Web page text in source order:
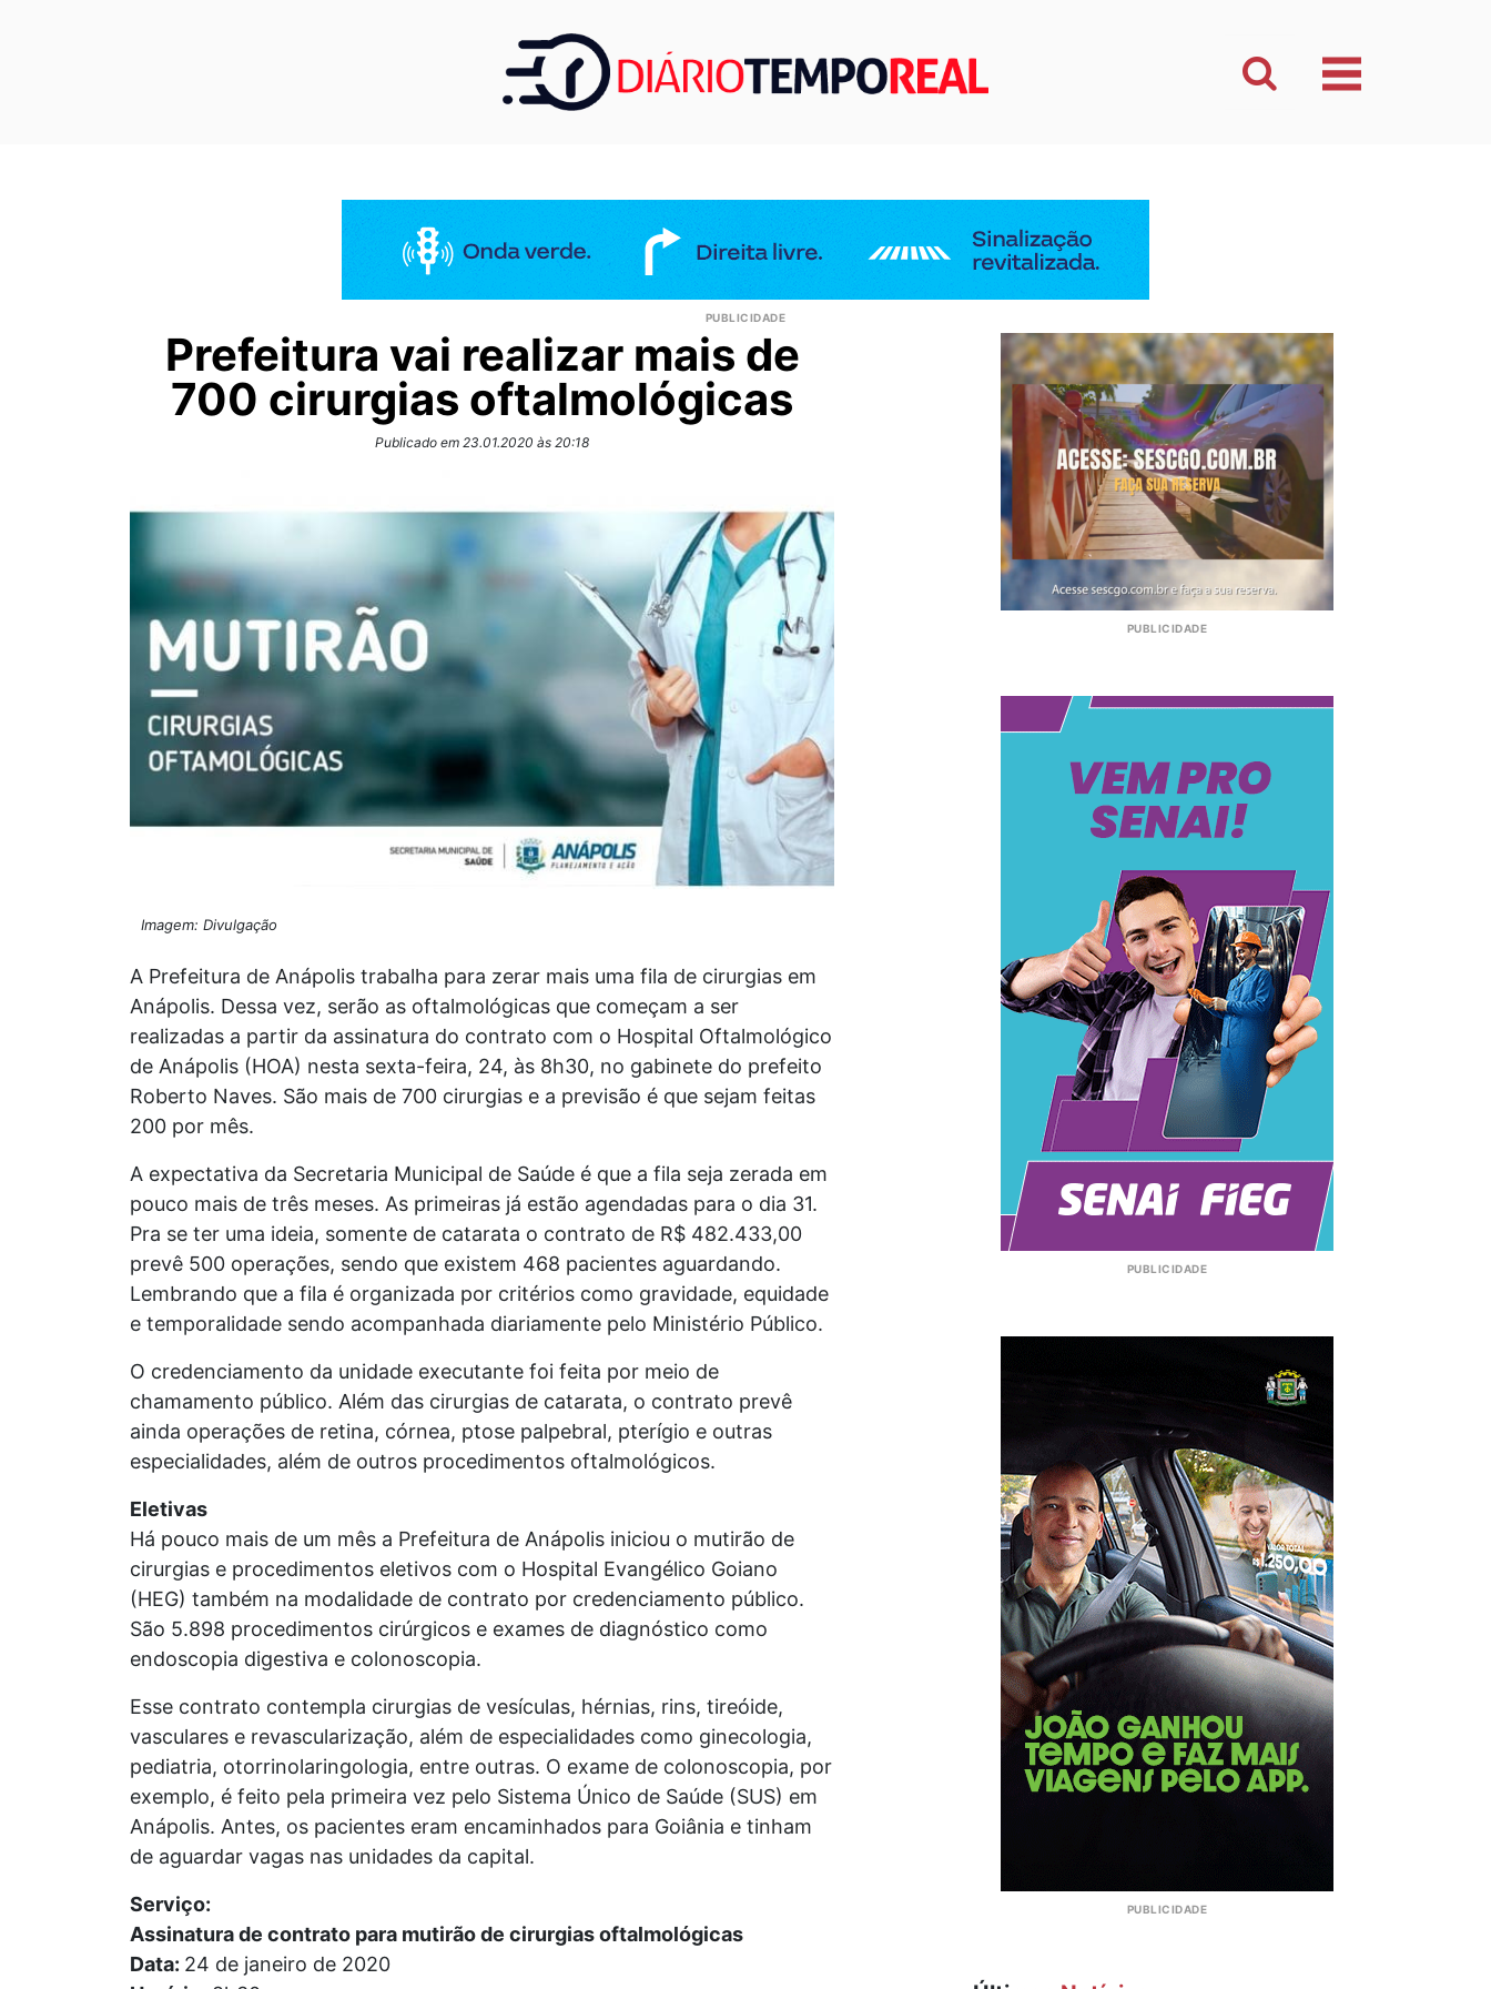
Prefeitura vai realizar mais de
700 cirurgias oftalmológicas
Publicado em 23.01.2020 às 20:18
Imagem: Divulgação
A Prefeitura de Anápolis trabalha para zerar mais uma fila de cirurgias em
Anápolis. Dessa vez, serão as oftalmológicas que começam a ser
realizadas a partir da assinatura do contrato com o Hospital Oftalmológico
de Anápolis (HOA) nesta sexta-feira, 24, às 8h30, no gabinete do prefeito
Roberto Naves. São mais de 700 cirurgias e a previsão é que sejam feitas
200 por mês.
A expectativa da Secretaria Municipal de Saúde é que a fila seja zerada em
pouco mais de três meses. As primeiras já estão agendadas para o dia 31.
Pra se ter uma ideia, somente de catarata o contrato de R$ 482.433,00
prevê 500 operações, sendo que existem 468 pacientes aguardando.
Lembrando que a fila é organizada por critérios como gravidade, equidade
e temporalidade sendo acompanhada diariamente pelo Ministério Público.
O credenciamento da unidade executante foi feita por meio de
chamamento público. Além das cirurgias de catarata, o contrato prevê
ainda operações de retina, córnea, ptose palpebral, pterígio e outras
especialidades, além de outros procedimentos oftalmológicos.
Eletivas
Há pouco mais de um mês a Prefeitura de Anápolis iniciou o mutirão de
cirurgias e procedimentos eletivos com o Hospital Evangélico Goiano
(HEG) também na modalidade de contrato por credenciamento público.
São 5.898 procedimentos cirúrgicos e exames de diagnóstico como
endoscopia digestiva e colonoscopia.
Esse contrato contempla cirurgias de vesículas, hérnias, rins, tireóide,
vasculares e revascularização, além de especialidades como ginecologia,
pediatria, otorrinolaringologia, entre outras. O exame de colonoscopia, por
exemplo, é feito pela primeira vez pelo Sistema Único de Saúde (SUS) em
Anápolis. Antes, os pacientes eram encaminhados para Goiânia e tinham
de aguardar vagas nas unidades da capital.
Serviço:
Assinatura de contrato para mutirão de cirurgias oftalmológicas
Data: 24 de janeiro de 2020